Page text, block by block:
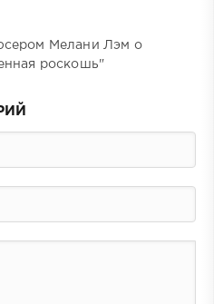
Мелани Лэм о
роскошь"